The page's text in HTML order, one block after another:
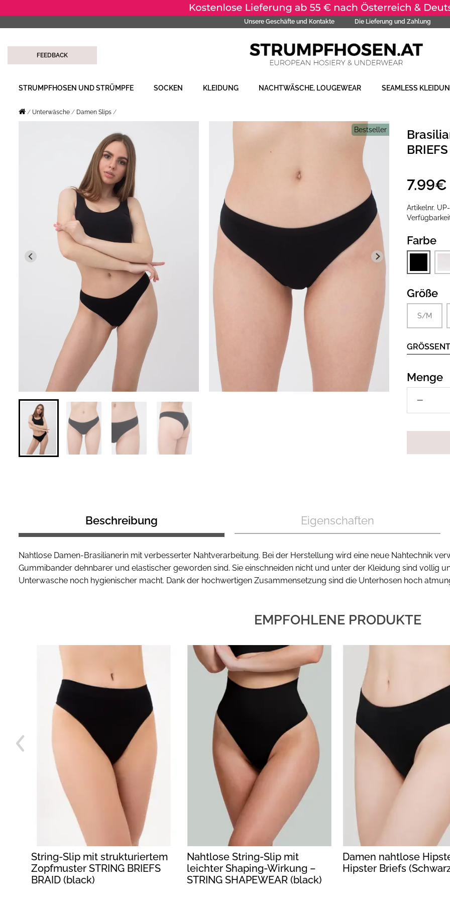
Unsere Geschäfte und Kontakte Die Lieferung und Zahlung
FEEDBACK
STRUMPFHOSEN UND STRÜMPFE SOCKEN KLEIDUNG NACHTWÄSCHE, LOUGEWEAR SEAMLESS
Unterwäsche Damen Slips
Bestseller
Artikelnr.
7.99€
Farbe
Größe
S/M
Menge
Beschreibung Eigenschaften
Nahtlose Damen-Brasilianerin mit verbesserter Nahtverarbeitung. Bei der Herstellung wird eine neue Nahtechnik
Gummibander dehnbarer und elastischer geworden sind. Sie einschneiden nicht und unter der Kleidung sind vollig
Unterwasche noch hygienischer macht. Dank der hochwertigen Zusammensetzung sind die Unterhosen hoch
EMPFOHLENE PRODUKTE
String-Slip mit strukturiertem
Zopfmuster STRING BRIEFS
BRAID (black)
Nahtlose String-Slip mit
leichter Shaping-Wirkung –
STRING SHAPEWEAR (black)
Damen nahtlose
Hipster Briefs